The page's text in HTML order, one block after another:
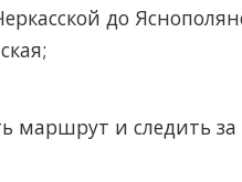
до
маршрут и следить